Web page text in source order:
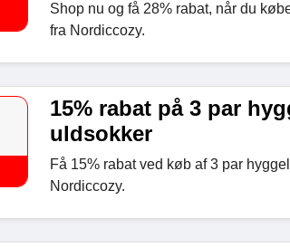
Shop nu og få 28% rabat, når du
fra Nordiccozy.
15% rabat på 3 par
uldsokker
Få 15% rabat ved køb af 3 par
Nordiccozy.